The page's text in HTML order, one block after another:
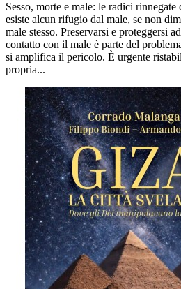
Sesso, morte e male: le radici
esiste alcun rifugio dal male, se non
male stesso. Preservarsi e proteggersi
contatto con il male è parte del
si amplifica il pericolo. È urgente
propria...